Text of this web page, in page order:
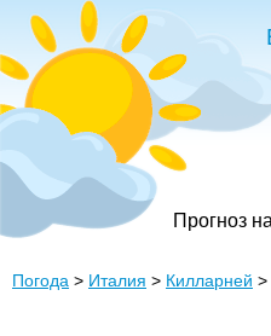
Прогноз
Погода > Италия > Килларней >